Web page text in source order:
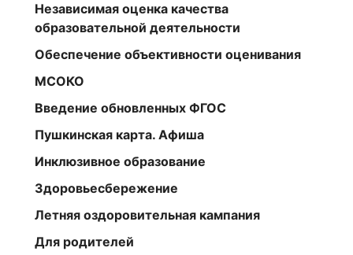
Независимая оценка качества
образовательной деятельности
Обеспечение объективности оценивания
МСОКО
Введение обновленных ФГОС
Пушкинская карта. Афиша
Инклюзивное образование
Здоровьесбережение
Летняя оздоровительная кампания
Для родителей